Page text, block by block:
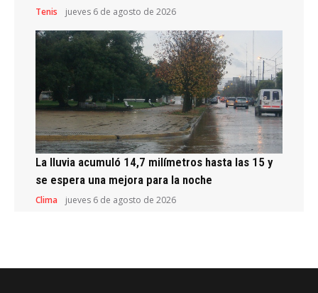
Tenis jueves 6 de agosto de 2026
La lluvia acumuló 14,7 milímetros hasta las 15 y
se espera una mejora para la noche
Clima jueves 6 de agosto de 2026